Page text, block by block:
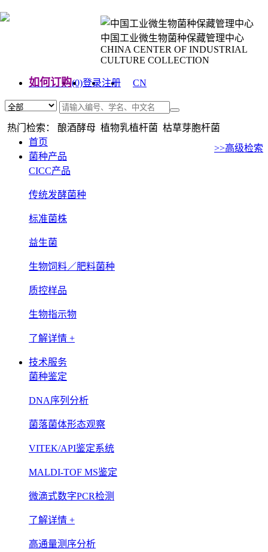
中国工业微生物菌种保藏管理中心
CHINA CENTER OF INDUSTRIAL
CULTURE COLLECTION
如何订购(0)登录注册
CN
热门检索： 酿酒酵母 植物乳植杆菌 枯草芽胞杆菌
>>高级检索
首页
菌种产品
CICC产品
传统发酵菌种
标准菌株
益生菌
生物饲料／肥料菌种
质控样品
生物指示物
了解详情 +
技术服务
菌种鉴定
DNA序列分析
菌落菌体形态观察
VITEK/API鉴定系统
MALDI-TOF MS鉴定
微滴式数字PCR检测
了解详情 +
高通量测序分析